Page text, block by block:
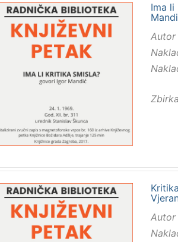
Ima li
Autor
Zbirka
Autor